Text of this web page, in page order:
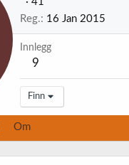
Reg.
16 Jan 2015
Innlegg
9
Finn
Om